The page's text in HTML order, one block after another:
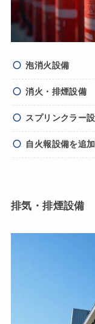
泡消火設備
消火・排煙設備
スプリンクラー
自火報設備を追加
排気・排煙設備